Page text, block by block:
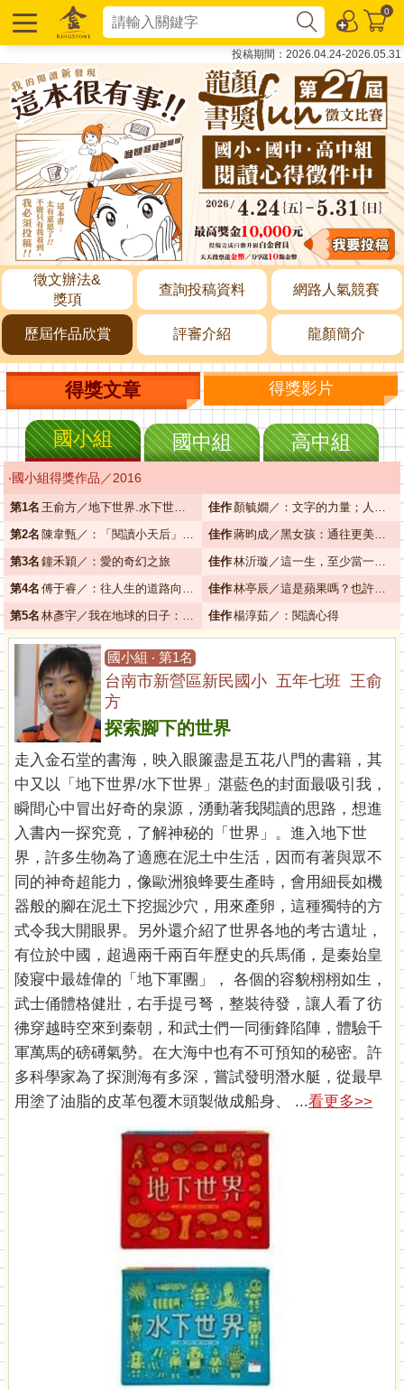
0
投稿期間：2026.04.24-2026.05.31
徵文辦法&
獎項
查詢投稿資料 網路人氣競賽
歷屆作品欣賞 評審介紹 龍顏簡介
得獎文章 得獎影片
國小組 國中組 高中組
‧國小組得獎作品／2016
第1名 王俞方／地下世界.水下世界-手繪風《地圖》作者群2016新作：探索腳下的世界
第2名 陳韋甄／：「閱讀小天后」閱讀心得
第3名 鐘禾穎／：愛的奇幻之旅
第4名 傅于睿／：往人生的道路向前走
第5名 林彥宇／我在地球的日子：愛是宇宙最大的力量
佳作 顏毓嫺／：文字的力量；人性的深奧
佳作蔣昀成／黑女孩：通往更美好的世界
佳作林沂璇／這一生，至少當一次傻瓜：木村阿公的奇蹟蘋果：築夢的勇氣
佳作林亭辰／這是蘋果嗎？也許是喔：這是心得嗎？也許是．ㄛ！
佳作楊淳茹／：閱讀心得
國小組 ‧ 第1名
台南市新營區新民國小 五年七班 王俞
方
探索腳下的世界
走入金石堂的書海，映入眼簾盡是五花八門的書籍，其
中又以「地下世界/水下世界」湛藍色的封面最吸引我，
瞬間心中冒出好奇的泉源，湧動著我閱讀的思路，想進
入書內一探究竟，了解神秘的「世界」。進入地下世
界，許多生物為了適應在泥土中生活，因而有著與眾不
同的神奇超能力，像歐洲狼蜂要生產時，會用細長如機
器般的腳在泥土下挖掘沙穴，用來產卵，這種獨特的方
式令我大開眼界。另外還介紹了世界各地的考古遺址，
有位於中國，超過兩千兩百年歷史的兵馬俑，是秦始皇
陵寢中最雄偉的「地下軍團」， 各個的容貌栩栩如生，
武士俑體格健壯，右手提弓弩，整裝待發，讓人看了彷
彿穿越時空來到秦朝，和武士們一同衝鋒陷陣，體驗千
軍萬馬的磅礡氣勢。在大海中也有不可預知的秘密。許
多科學家為了探測海有多深，嘗試發明潛水艇，從最早
用塗了油脂的皮革包覆木頭製做成船身、 ...看更多>>